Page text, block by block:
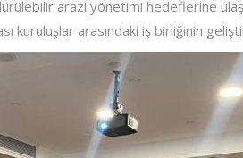
arazi yönetimi hedeflerine
kuruluşlar arasındaki iş birliğinin